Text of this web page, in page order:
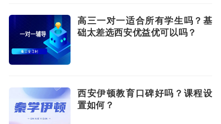
高三一对一适合所有学生吗？基
础太差选西安优益优可以吗？
西安伊顿教育口碑好吗？课程设
置如何？